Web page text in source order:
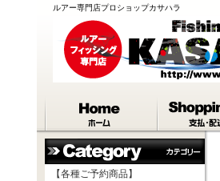
ルアー専門店プロショップカサハラ
【各種ご予約商品】